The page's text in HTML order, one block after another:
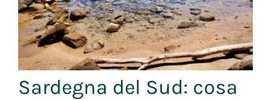
Sardegna del Sud: cosa